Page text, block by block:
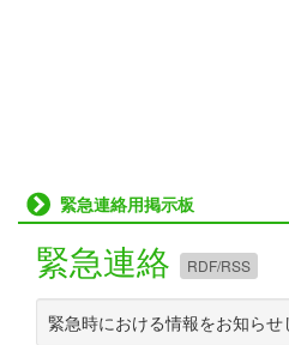
緊急連絡用掲示板
緊急連絡 RDF/RSS
緊急時における情報をお知らせ